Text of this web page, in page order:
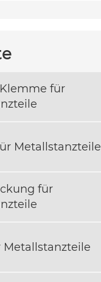
für
Metallstanzteile
für
Metallstanzteile